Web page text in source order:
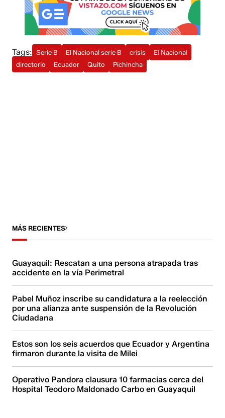
Tags: Serie B El Nacional serie B crisis
El Nacional
directorio
Ecuador Quito Pichincha
MÁS RECIENTES
Guayaquil: Rescatan a una persona atrapada tras
accidente en la vía Perimetral
Pabel Muñoz inscribe su candidatura a la reelección
por una alianza ante suspensión de la Revolución
Ciudadana
Estos son los seis acuerdos que Ecuador y Argentina
firmaron durante la visita de Milei
Operativo Pandora clausura 10 farmacias cerca del
Hospital Teodoro Maldonado Carbo en Guayaquil